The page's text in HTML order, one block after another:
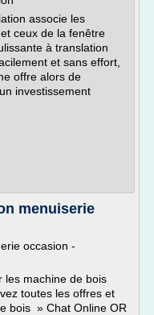
associe les
ceux de la fenêtre
à translation
et sans effort,
offre alors de
investissement
menuiserie
occasion -
les machine de bois
toutes les offres et
bois » Chat Online OR